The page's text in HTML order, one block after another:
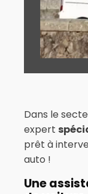
Dans le
expert
prêt à
auto !
Une